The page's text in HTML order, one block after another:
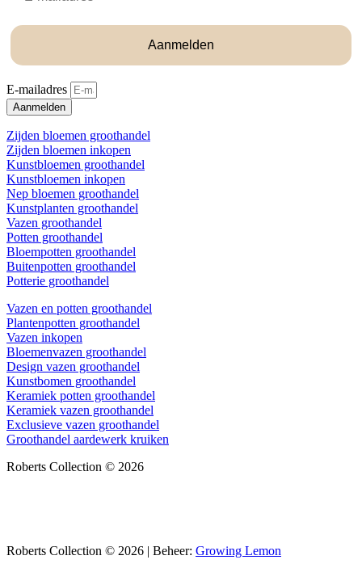
Aanmelden
E-mailadres
Aanmelden
Zijden bloemen groothandel
Zijden bloemen inkopen
Kunstbloemen groothandel
Kunstbloemen inkopen
Nep bloemen groothandel
Kunstplanten groothandel
Vazen groothandel
Potten groothandel
Bloempotten groothandel
Buitenpotten groothandel
Potterie groothandel
Vazen en potten groothandel
Plantenpotten groothandel
Vazen inkopen
Bloemenvazen groothandel
Design vazen groothandel
Kunstbomen groothandel
Keramiek potten groothandel
Keramiek vazen groothandel
Exclusieve vazen groothandel
Groothandel aardewerk kruiken
Roberts Collection © 2026
Roberts Collection © 2026 | Beheer: Growing Lemon